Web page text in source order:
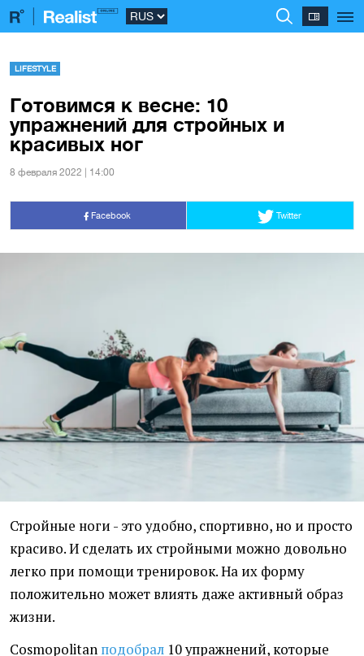
LIFESTYLE
Готовимся к весне: 10
упражнений для стройных и
красивых ног
8 февраля 2022 | 14:00
Facebook Twitter
Стройные ноги - это удобно, спортивно, но и просто
красиво. И сделать их стройными можно довольно
легко при помощи тренировок. На их форму
положительно может влиять даже активный образ
жизни.
Cosmopolitan подобрал 10 упражнений, которые